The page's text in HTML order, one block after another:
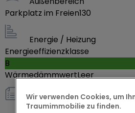
entreprises déjà installées aux
coiffure. Vous disposez d’une
car-wash, de marchands de
mètres seulement.
Possibilité pour les locataires de
Parkplatz im Freien130
Energie / Heizung
Energieeffizienzklasse
B
WärmedämmwertLeer
sonstiges
Wir verwenden Cookies, um
Traumimmobilie zu finden.